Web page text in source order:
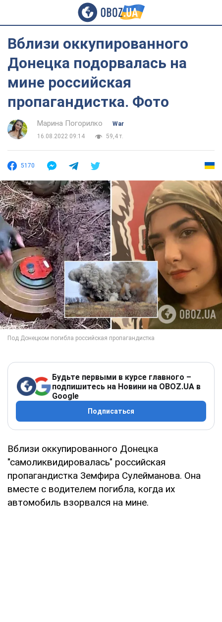
Вблизи оккупированного
Донецка подорвалась на
мине российская
пропагандистка. Фото
Марина Погорилко
War
16.08.2022 09:14
59,4 т.
5170
Будьте первыми в курсе главного –
подпишитесь на Новини на OBOZ.UA в
Google
Подписаться
Вблизи оккупированного Донецка
"самоликвидировалась" российская
пропагандистка Земфира Сулейманова. Она
вместе с водителем погибла, когда их
автомобиль взорвался на мине.